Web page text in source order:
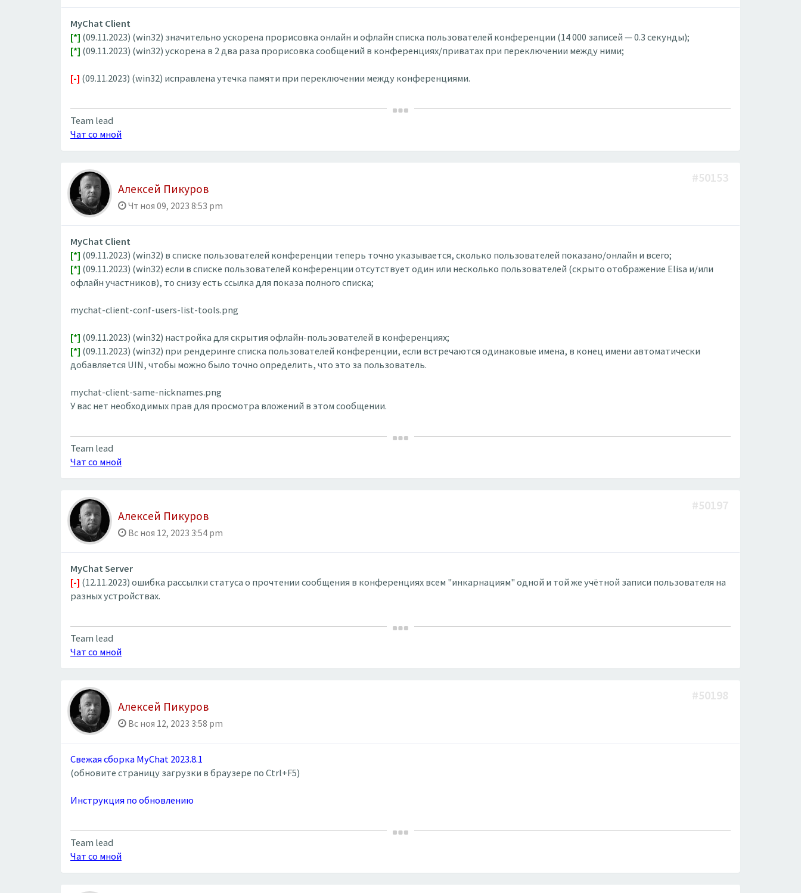
MyChat Client
[*] (09.11.2023) (win32) значительно ускорена прорисовка онлайн и офлайн списка пользователей конференции (14 000 записей — 0.3 секунды);
[*] (09.11.2023) (win32) ускорена в 2 два раза прорисовка сообщений в конференциях/приватах при переключении между ними;
[-] (09.11.2023) (win32) исправлена утечка памяти при переключении между конференциями.
Team lead
Чат со мной
Алексей Пикуров
Чт ноя 09, 2023 8:53 pm
#50153
MyChat Client
[*] (09.11.2023) (win32) в списке пользователей конференции теперь точно указывается, сколько пользователей показано/онлайн и всего;
[*] (09.11.2023) (win32) если в списке пользователей конференции отсутствует один или несколько пользователей (скрыто отображение Elisa и/или
офлайн участников), то снизу есть ссылка для показа полного списка;
mychat-client-conf-users-list-tools.png
[*] (09.11.2023) (win32) настройка для скрытия офлайн-пользователей в конференциях;
[*] (09.11.2023) (win32) при рендеринге списка пользователей конференции, если встречаются одинаковые имена, в конец имени автоматически
добавляется UIN, чтобы можно было точно определить, что это за пользователь.
mychat-client-same-nicknames.png
У вас нет необходимых прав для просмотра вложений в этом сообщении.
Team lead
Чат со мной
Алексей Пикуров
Вс ноя 12, 2023 3:54 pm
#50197
MyChat Server
[-] (12.11.2023) ошибка рассылки статуса о прочтении сообщения в конференциях всем "инкарнациям" одной и той же учётной записи пользователя на
разных устройствах.
Team lead
Чат со мной
Алексей Пикуров
Вс ноя 12, 2023 3:58 pm
#50198
Свежая сборка MyChat 2023.8.1
(обновите страницу загрузки в браузере по Ctrl+F5)
Инструкция по обновлению
Team lead
Чат со мной